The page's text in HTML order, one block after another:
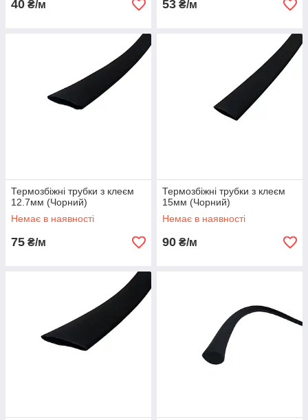
40 ₴/м 53 ₴/м
Термозбіжні трубки з клеєм
12.7мм (Чорний)
Немає в наявності
75 ₴/м
Термозбіжні трубки з клеєм
15мм (Чорний)
Немає в наявності
90 ₴/м